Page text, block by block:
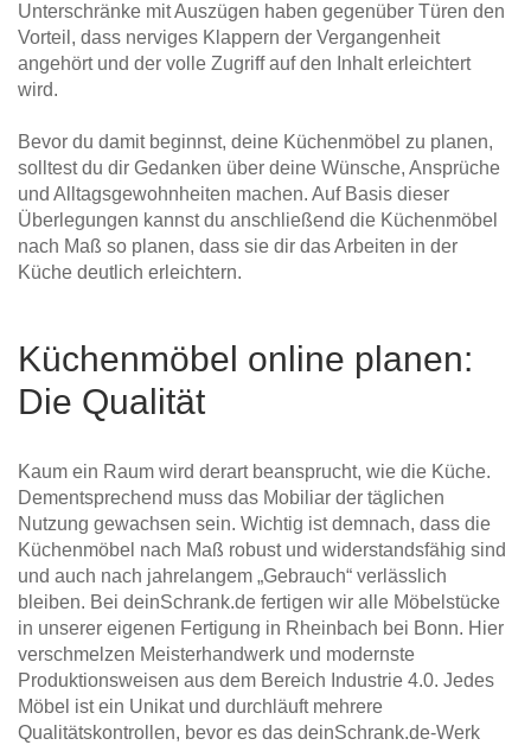
Unterschränke mit Auszügen haben gegenüber Türen den
Vorteil, dass nerviges Klappern der Vergangenheit
angehört und der volle Zugriff auf den Inhalt erleichtert
wird.
Bevor du damit beginnst, deine Küchenmöbel zu planen,
solltest du dir Gedanken über deine Wünsche, Ansprüche
und Alltagsgewohnheiten machen. Auf Basis dieser
Überlegungen kannst du anschließend die Küchenmöbel
nach Maß so planen, dass sie dir das Arbeiten in der
Küche deutlich erleichtern.
Küchenmöbel online planen:
Die Qualität
Kaum ein Raum wird derart beansprucht, wie die Küche.
Dementsprechend muss das Mobiliar der täglichen
Nutzung gewachsen sein. Wichtig ist demnach, dass die
Küchenmöbel nach Maß robust und widerstandsfähig sind
und auch nach jahrelangem „Gebrauch“ verlässlich
bleiben. Bei deinSchrank.de fertigen wir alle Möbelstücke
in unserer eigenen Fertigung in Rheinbach bei Bonn. Hier
verschmelzen Meisterhandwerk und modernste
Produktionsweisen aus dem Bereich Industrie 4.0. Jedes
Möbel ist ein Unikat und durchläuft mehrere
Qualitätskontrollen, bevor es das deinSchrank.de-Werk